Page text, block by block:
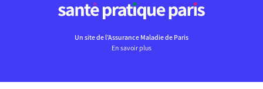
Un site de l’Assurance Maladie de Paris
En savoir plus